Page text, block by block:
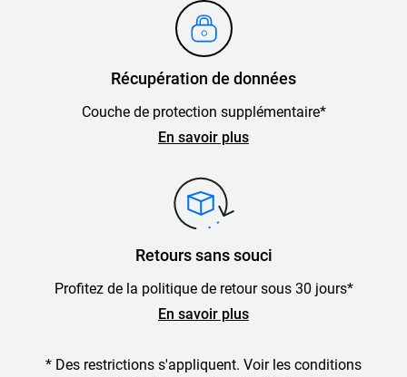
Récupération de données
Couche de protection supplémentaire*
En savoir plus
Retours sans souci
Profitez de la politique de retour sous 30 jours*
En savoir plus
* Des restrictions s'appliquent. Voir les conditions